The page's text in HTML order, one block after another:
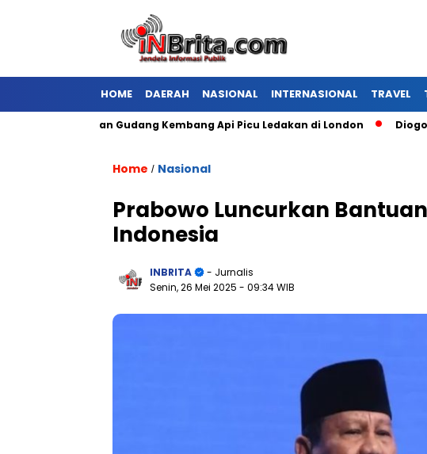
HOME DAERAH NASIONAL INTERNASIONAL TRAVEL
Kebakaran Gudang Kembang Api Picu Ledakan di London Diogo Jota
Home / Nasional
Prabowo Luncurkan
Indonesia
INBRITA
- Jurnalis
Senin, 26 Mei 2025 - 09:34 WIB